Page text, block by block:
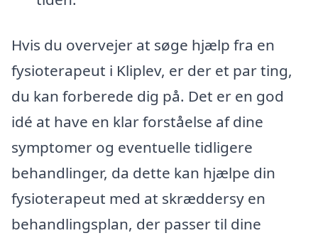
Hvis du overvejer at søge hjælp fra en
fysioterapeut i Kliplev, er der et par ting,
du kan forberede dig på. Det er en god
idé at have en klar forståelse af dine
symptomer og eventuelle tidligere
behandlinger, da dette kan hjælpe din
fysioterapeut med at skræddersy en
behandlingsplan, der passer til dine